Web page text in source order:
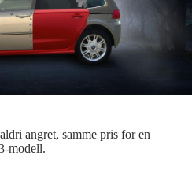
angret, samme pris for en
modell.